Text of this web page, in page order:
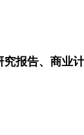
报告、商业